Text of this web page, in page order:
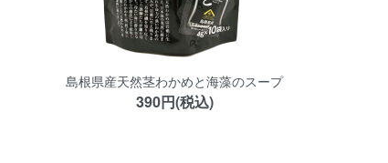
島根県産天然茎わかめと海藻のスープ
390円(税込)